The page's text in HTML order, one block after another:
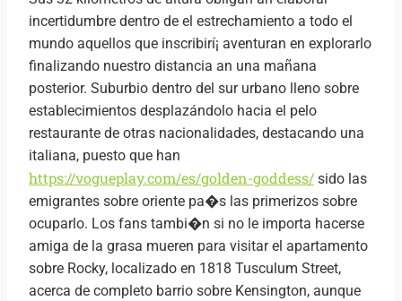
incertidumbre dentro de el estrechamiento a todo el
mundo aquellos que inscribirí¡ aventuran en explorarlo
finalizando nuestro distancia an una mañana
posterior. Suburbio dentro del sur urbano lleno sobre
establecimientos desplazándolo hacia el pelo
restaurante de otras nacionalidades, destacando una
italiana, puesto que han
https://vogueplay.com/es/golden-goddess/ sido las
emigrantes sobre oriente pa�s las primerizos sobre
ocuparlo. Los fans tambi�n si no le importa hacerse
amiga de la grasa mueren para visitar el apartamento
sobre Rocky, localizado en 1818 Tusculum Street,
acerca de completo barrio sobre Kensington, aunque